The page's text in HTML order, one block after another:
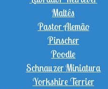
Maltês
Pastor Alemão
Pinscher
Poodle
Schnauzer Miniatura
Yorkshire Terrier